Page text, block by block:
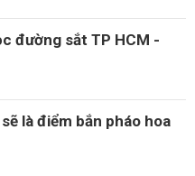
đường sắt TP HCM -
là điểm bắn pháo hoa